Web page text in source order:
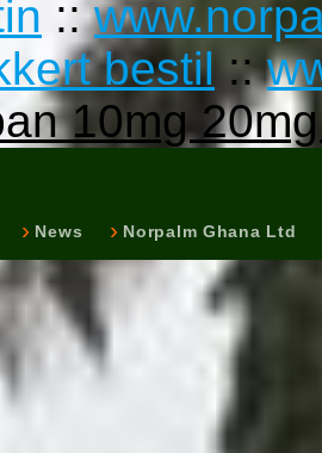
::
bestil ::
10mg
News Norpalm Ghana Ltd